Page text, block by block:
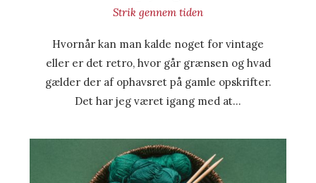
Strik gennem tiden
Hvornår kan man kalde noget for vintage
eller er det retro, hvor går grænsen og hvad
gælder der af ophavsret på gamle opskrifter.
Det har jeg været igang med at…